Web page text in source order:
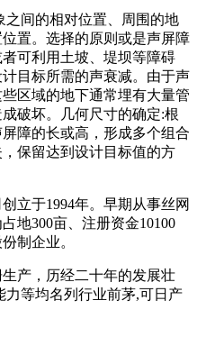
之间的相对位置、周围的地
置。选择的原则或是声屏障
可利用土坡、堤坝等障碍
目标所需的声衰减。由于声
区域的地下通常埋有大量管
破坏。几何尺寸的确定:根
障的长或高，形成多个组合
保留达到设计目标值的方
立于1994年。早期从事丝网
地300亩、注册资金10100
制企业。
产，历经二十年的发展壮
力等均名列行业前茅,可日产